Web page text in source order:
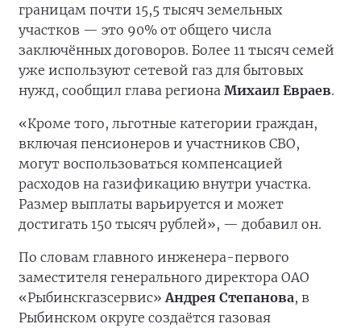
границам почти 15,5 тысяч земельных
участков — это 90% от общего числа
заключённых договоров. Более 11 тысяч семей
уже используют сетевой газ для бытовых
нужд, сообщил глава региона Михаил Евраев.
«Кроме того, льготные категории граждан,
включая пенсионеров и участников СВО,
могут воспользоваться компенсацией
расходов на газификацию внутри участка.
Размер выплаты варьируется и может
достигать 150 тысяч рублей», — добавил он.
По словам главного инженера-первого
заместителя генерального директора ОАО
«Рыбинскгазсервис» Андрея Степанова, в
Рыбинском округе создаётся газовая